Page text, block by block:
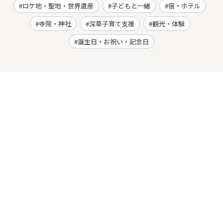
ロケ地・聖地・世界遺産
子どもと一緒
宿・ホテル
寺院・神社
深草子育て支援
観光・体験
誕生日・お祝い・記念日